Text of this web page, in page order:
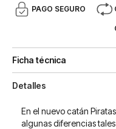
PAGO SEGURO
Ficha técnica
Detalles
En el nuevo catán
algunas diferencias